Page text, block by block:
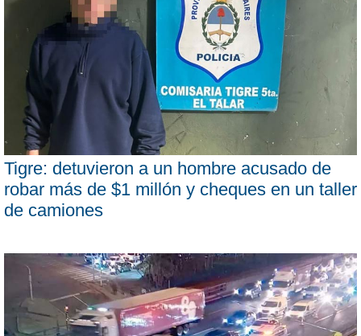
Tigre: detuvieron a un hombre acusado de
robar más de $1 millón y cheques en un taller
de camiones